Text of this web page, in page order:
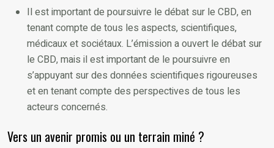
Il est important de poursuivre le débat sur le CBD, en
tenant compte de tous les aspects, scientifiques,
médicaux et sociétaux. L’émission a ouvert le débat sur
le CBD, mais il est important de le poursuivre en
s’appuyant sur des données scientifiques rigoureuses
et en tenant compte des perspectives de tous les
acteurs concernés.
Vers un avenir promis ou un terrain miné ?